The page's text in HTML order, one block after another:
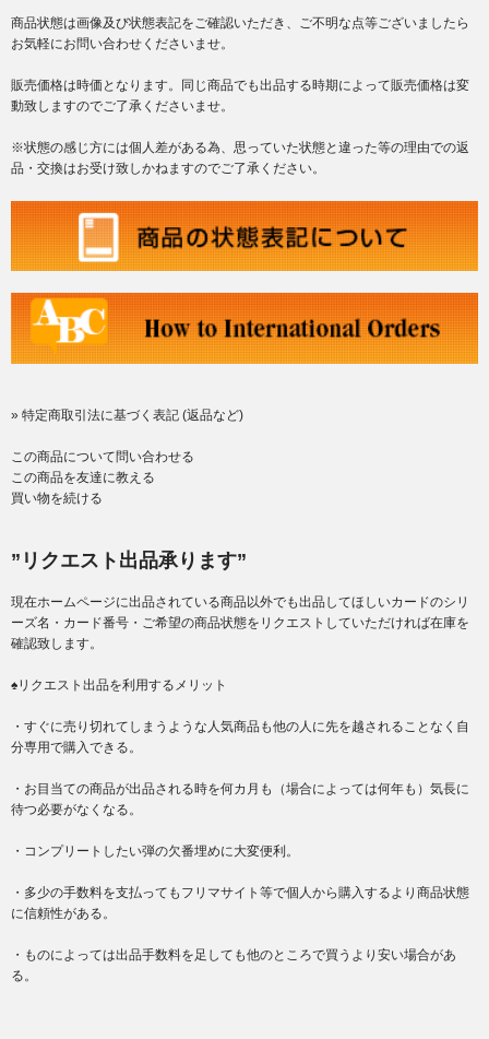
商品状態は画像及び状態表記をご確認いただき、ご不明な点等ございましたら
お気軽にお問い合わせくださいませ。
販売価格は時価となります。同じ商品でも出品する時期によって販売価格は変
動致しますのでご了承くださいませ。
※状態の感じ方には個人差がある為、思っていた状態と違った等の理由での返
品・交換はお受け致しかねますのでご了承ください。
» 特定商取引法に基づく表記 (返品など)
この商品について問い合わせる
この商品を友達に教える
買い物を続ける
”リクエスト出品承ります”
現在ホームページに出品されている商品以外でも出品してほしいカードのシリ
ーズ名・カード番号・ご希望の商品状態をリクエストしていただければ在庫を
確認致します。
♠リクエスト出品を利用するメリット
・すぐに売り切れてしまうような人気商品も他の人に先を越されることなく自
分専用で購入できる。
・お目当ての商品が出品される時を何カ月も（場合によっては何年も）気長に
待つ必要がなくなる。
・コンプリートしたい弾の欠番埋めに大変便利。
・多少の手数料を支払ってもフリマサイト等で個人から購入するより商品状態
に信頼性がある。
・ものによっては出品手数料を足しても他のところで買うより安い場合があ
る。